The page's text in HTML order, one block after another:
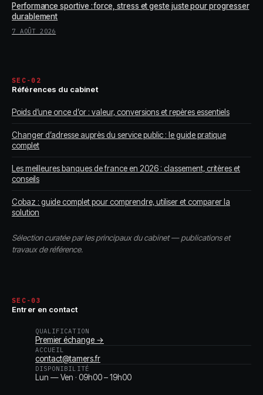
Performance sportive : force, stress et geste juste pour progresser
durablement
7 AOÛT 2026
SEC-02
Références du cabinet
Poids d’une once d’or : valeur, conversions et repères essentiels
Changer d’adresse auprès du service public : le guide pratique
complet
Les meilleures banques de france en 2026 : classement, critères et
conseils
Cobaz : guide complet pour comprendre, utiliser et comparer la
solution
Sélection curatée par les principaux du cabinet — publications et
travaux de référence.
SEC-03
Entrer en contact
QUALIFICATION
Premier échange →
ACCUEIL
contact@tamers.fr
DISPONIBILITÉ
Lun — Ven · 09h00 – 19h00